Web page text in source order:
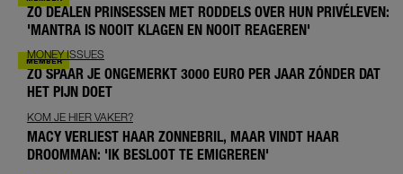
ZO DEALEN PRINSESSEN MET RODDELS OVER HUN PRIVÉLEVEN:
'MANTRA IS NOOIT KLAGEN EN NOOIT REAGEREN'
MONEY ISSUES
ZO SPAAR JE ONGEMERKT 3000 EURO PER JAAR ZÓNDER DAT
HET PIJN DOET
KOM JE HIER VAKER?
MACY VERLIEST HAAR ZONNEBRIL, MAAR VINDT HAAR
DROOMMAN: 'IK BESLOOT TE EMIGREREN'